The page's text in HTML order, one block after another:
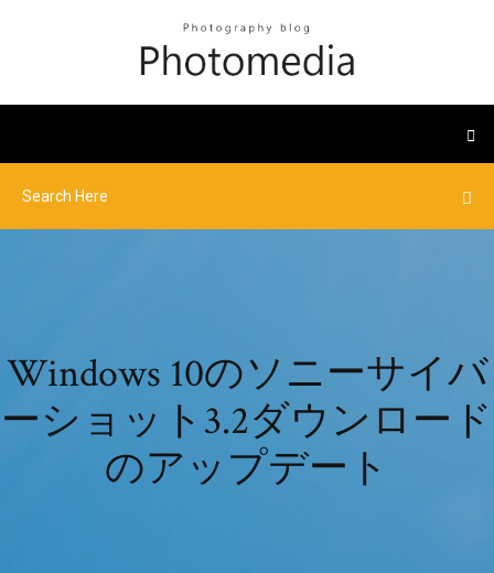
Windows 10のソニーサイバ
ーショット3.2ダウンロード
のアップデート